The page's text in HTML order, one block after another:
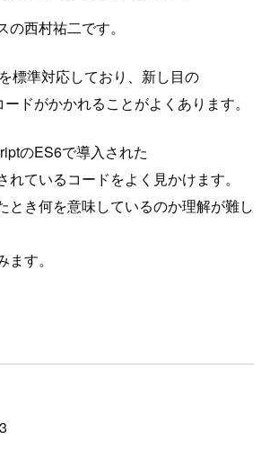
西村祐二です。
標準対応しており、新し目の
ドがかかれることがよくあります。
のES6で導入された
れているコードをよく見かけます。
とき何を意味しているのか理解が難し
す。